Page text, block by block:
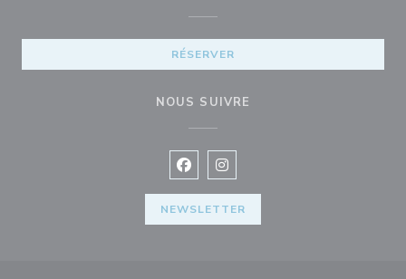
RÉSERVER
NOUS SUIVRE
Facebook ((ouvre une nouvelle
Instagram ((ouvre une
NEWSLETTER